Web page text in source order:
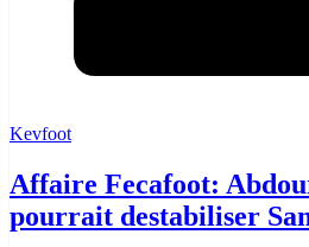
Kevfoot
Affaire Fecafoot:
pourrait destabiliser